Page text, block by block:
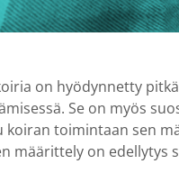
on hyödynnetty
Se on myös
toimintaan sen
määrittely on edellytys